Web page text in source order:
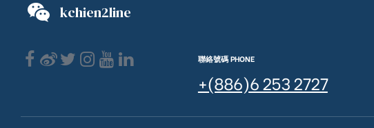
kchien2line
聯絡號碼 PHONE
+(886)6 253 2727